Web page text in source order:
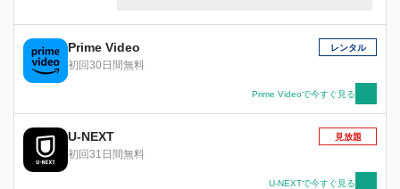
ことに! 見たことのない世界とふれあい、また少
しずつまた成長していく 9 人。 スクールアイド
ルとして、最後に何ができるのか——。 限られ
Prime Video
初回30日間無料
レンタル
Prime Videoで今すぐ見る
U-NEXT
初回31日間無料
見放題
U-NEXTで今すぐ見る